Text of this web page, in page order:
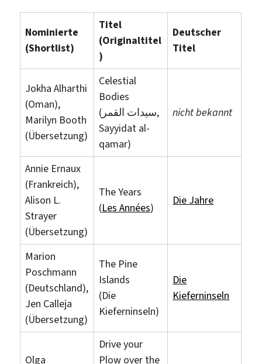
Nominierte
(Shortlist)
Titel
(Originaltitel
)
Deutscher
Titel
Jokha Alharthi
(Oman),
Marilyn Booth
(Übersetzung)
Celestial
Bodies
(سيدات القمر,
Sayyidat al-
qamar)
nicht bekannt
Annie Ernaux
(Frankreich),
Alison L.
Strayer
(Übersetzung)
The Years
(Les Années)
Die Jahre
Marion
Poschmann
(Deutschland),
Jen Calleja
(Übersetzung)
The Pine
Islands
(Die
Kieferninseln)
Die
Kieferninseln
Olga
Drive your
Plow over the